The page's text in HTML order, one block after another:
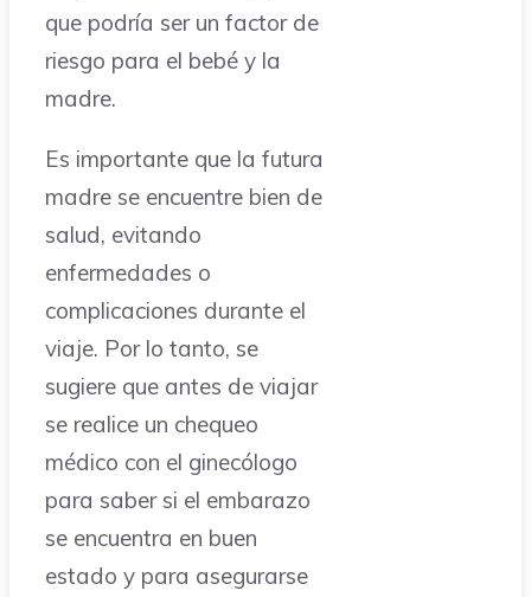
que podría ser un factor de
riesgo para el bebé y la
madre.
Es importante que la futura
madre se encuentre bien de
salud, evitando
enfermedades o
complicaciones durante el
viaje. Por lo tanto, se
sugiere que antes de viajar
se realice un chequeo
médico con el ginecólogo
para saber si el embarazo
se encuentra en buen
estado y para asegurarse